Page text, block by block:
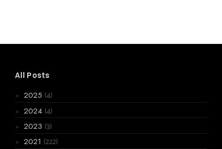
All Posts
► 2025 (4)
► 2024 (4)
► 2023 (3)
► 2021 (222)